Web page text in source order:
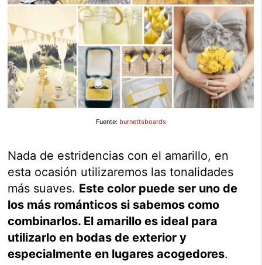
Fuente: burnettsboards
Nada de estridencias con el amarillo, en
esta ocasión utilizaremos las tonalidades
más suaves. Este color puede ser uno de
los más románticos si sabemos como
combinarlos. El amarillo es ideal para
utilizarlo en bodas de exterior y
especialmente en lugares acogedores.